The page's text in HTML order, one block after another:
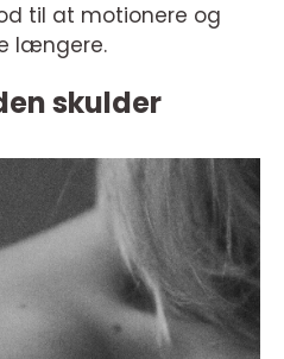
til at motionere og
længere.
skulder